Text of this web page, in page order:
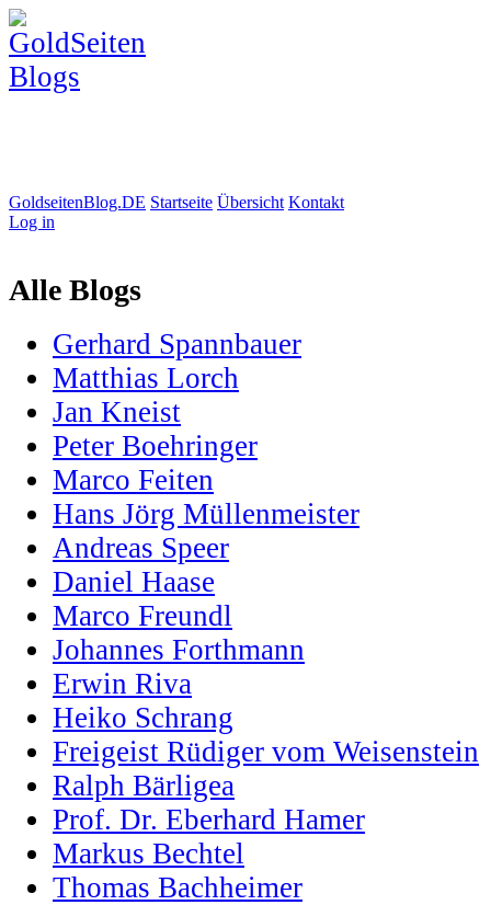
GoldseitenBlog.DE Startseite Übersicht Kontakt
Log in
Alle Blogs
Gerhard Spannbauer
Matthias Lorch
Jan Kneist
Peter Boehringer
Marco Feiten
Hans Jörg Müllenmeister
Andreas Speer
Daniel Haase
Marco Freundl
Johannes Forthmann
Erwin Riva
Heiko Schrang
Freigeist Rüdiger vom Weisenstein
Ralph Bärligea
Prof. Dr. Eberhard Hamer
Markus Bechtel
Thomas Bachheimer